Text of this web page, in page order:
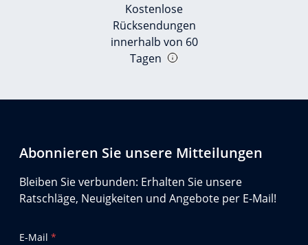
Kostenlose
Rücksendungen
innerhalb von 60
Tagen
Abonnieren Sie unsere Mitteilungen
Bleiben Sie verbunden: Erhalten Sie unsere
Ratschläge, Neuigkeiten und Angebote per E-Mail!
E-Mail *